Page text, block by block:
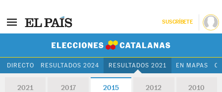
SUSCRÍBETE
DIRECTO RESULTADOS 2024 RESULTADOS 2021 EN MAPAS
2021 2017 2015 2012 2010